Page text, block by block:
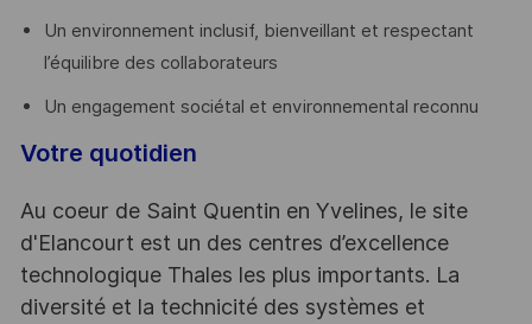
Un environnement inclusif, bienveillant et respectant
l’équilibre des collaborateurs
Un engagement sociétal et environnemental reconnu
Votre quotidien
Au coeur de Saint Quentin en Yvelines, le site
d'Elancourt est un des centres d’excellence
technologique Thales les plus importants. La
diversité et la technicité des systèmes et